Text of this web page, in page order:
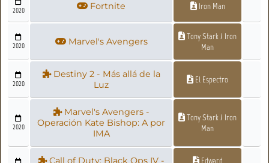
2020 Fortnite Iron Man
2020 Marvel's Avengers
Tony Stark / Iron
Man
2020
Destiny 2 - Más allá de la
Luz
El Espectro
2020
Marvel's Avengers -
Operación Kate Bishop: A por
IMA
Tony Stark / Iron
Man
Call of Duty: Black Ops IV - Edward